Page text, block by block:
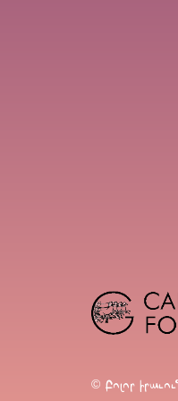
© Բոլոր